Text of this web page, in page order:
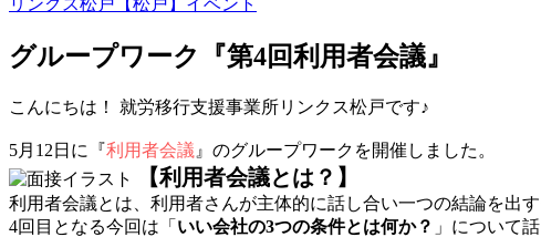
リンクス松戸 【松戸】イベント
グループワーク『第4回利用者会議』
こんにちは！ 就労移行支援事業所リンクス松戸です♪
5月12日に『利用者会議 』のグループワークを開催しました。
【利用者会議とは？】
利用者会議とは、利用者さんが主体的に話し合い一つの結論を出す
4回目となる今回は「 いい会社の3つの条件とは何か？ 」について